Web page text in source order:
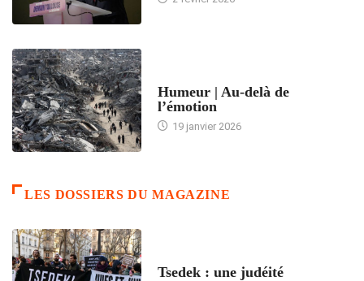
Humeur | Au-delà de
l’émotion
19 janvier 2026
LES DOSSIERS DU MAGAZINE
Tsedek : une judéité